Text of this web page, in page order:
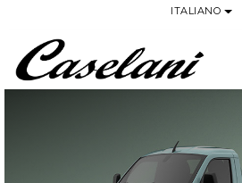
ITALIANO